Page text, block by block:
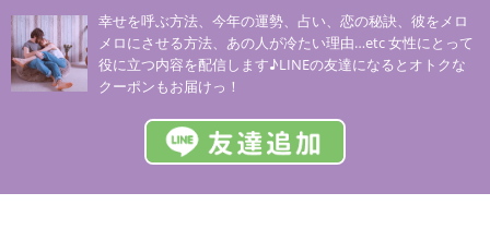
幸せを呼ぶ方法、今年の運勢、占い、恋の秘訣、彼をメロ
メロにさせる方法、あの人が冷たい理由…etc 女性にとって
役に立つ内容を配信します♪LINEの友達になるとオトクな
クーポンもお届けっ！